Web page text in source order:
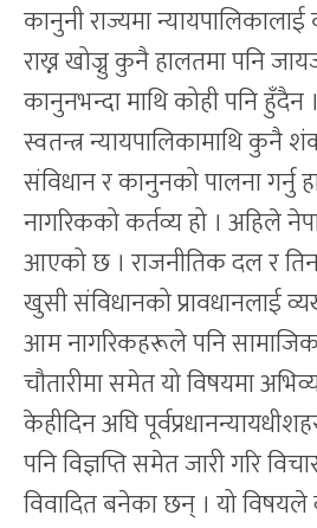
कानुनी राज्यमा
राख्न खोज्नु कुनै हालतमा पनि
कानुनभन्दा माथि कोही पनि
स्वतन्त्र न्यायपालिकामाथि कुनै
संविधान र कानुनको पालना गर्नु
नागरिकको कर्तव्य हो । अहिले
आएको छ । राजनीतिक दल र
खुसी संविधानको प्रावधानलाई
आम नागरिकहरूले पनि
चौतारीमा समेत यो विषयमा
केहीदिन अघि
पनि विज्ञप्ति समेत जारी गरि
विवादित बनेका छन् । यो विषयले